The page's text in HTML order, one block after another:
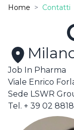
Resta
Hai
Home > Contatti
Job In Pharma
Viale Enrico
Sede LSWR
Tel. + 39 02
Accetto la